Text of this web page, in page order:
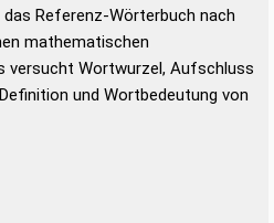
Referenz-Wörterbuch nach
mathematischen
Wortwurzel, Aufschluss
und Wortbedeutung von